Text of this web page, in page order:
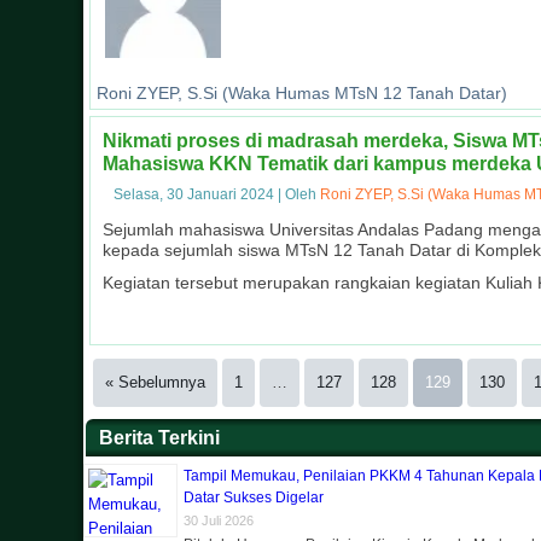
Roni ZYEP, S.Si (Waka Humas MTsN 12 Tanah Datar)
Nikmati proses di madrasah merdeka, Siswa
Mahasiswa KKN Tematik dari kampus merdeka
Selasa, 30 Januari 2024 Oleh Roni ZYEP, S.Si (Waka Humas
Sejumlah mahasiswa Universitas Andalas Padang
kepada sejumlah siswa MTsN 12 Tanah Datar di
Kegiatan tersebut merupakan rangkaian kegiatan
« Sebelumnya 1 … 127 128 129 130
Berita Terkini
Tampil Memukau, Penilaian PKKM 4 Tahunan Kepala
Datar Sukses Digelar
30 Juli 2026